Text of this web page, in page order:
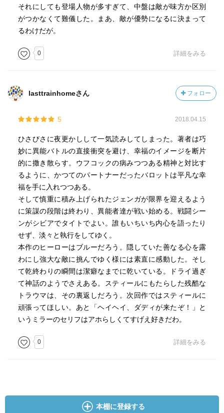
それにしても登場人物が多すぎて、中盤は敵が味方か区別
がつかなくて難儀した。まあ、敵が優勢になるに決まって
るわけだが。
0 詳細をみる
lasttrainhomeさん フォロー
5 2018.04.15
ひさびさに夜更かしして一気読みしてしまった。著者は巧
妙に異能バトルの直接衝突を避け、幸福のイメージを断片
的に撒き散らす。ウフコックの病みつつある精神と対比す
るように、かつてのパートナーだったバロットは平凡な幸
福を手に入れつつある。
そして慎重に積み上げられたジェンガが限界を迎えるよう
に策謀の段階は終わり、異能者達が戦い始める。戦闘シー
ンがシビアでタイトでよい。誰もいちいち内心を語ったり
せず、淡々と執行をしてゆく。
本作のヒーローはブルーだろう。隠していた善なる心を露
わにし強大な敵に挑んでゆく様には素直に感動した。そし
て乾終わりの瞬間は潔癖なまでに乾いている。ドライ過ぎ
て神話のようでさえある。スティールにもたらした残酷な
トラウマは、その裏返しだろう。次回作ではスティールに
頑張ってほしい。あと「ヘイヘイ、ダディが来たぞ！」と
いうミラーのセリフはアホらしくてすげえ好きだわ。
0 詳細をみる
本棚に登録する